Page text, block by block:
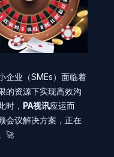
企业（SMEs）面临着
的资源下实现高效沟
时， PA视讯应运而
会议解决方案，正在
🚀